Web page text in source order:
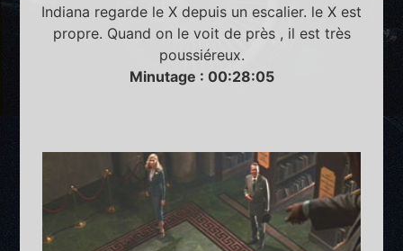
Indiana regarde le X depuis un escalier. le X est
propre. Quand on le voit de près , il est très
poussiéreux.
Minutage : 00:28:05